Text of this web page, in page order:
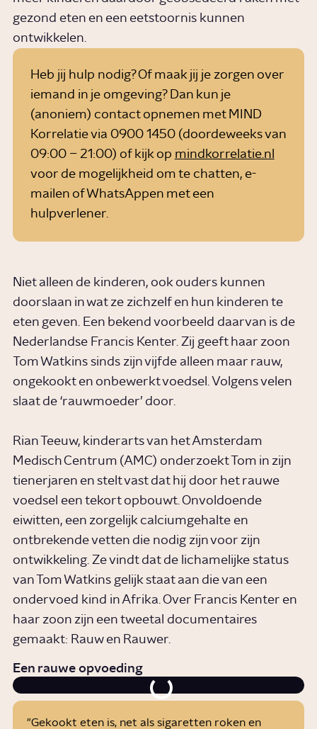
gezond eten en een eetstoornis kunnen
ontwikkelen.
Heb jij hulp nodig? Of maak jij je zorgen over
iemand in je omgeving? Dan kun je
(anoniem) contact opnemen met MIND
Korrelatie via 0900 1450 (doordeweeks van
09:00 – 21:00) of kijk op mindkorrelatie.nl
voor de mogelijkheid om te chatten, e-
mailen of WhatsAppen met een
hulpverlener.
Niet alleen de kinderen, ook ouders kunnen
doorslaan in wat ze zichzelf en hun kinderen te
eten geven. Een bekend voorbeeld daarvan is de
Nederlandse Francis Kenter. Zij geeft haar zoon
Tom Watkins sinds zijn vijfde alleen maar rauw,
ongekookt en onbewerkt voedsel. Volgens velen
slaat de ‘rauwmoeder’ door.
Rian Teeuw, kinderarts van het Amsterdam
Medisch Centrum (AMC) onderzoekt Tom in zijn
tienerjaren en stelt vast dat hij door het rauwe
voedsel een tekort opbouwt. Onvoldoende
eiwitten, een zorgelijk calciumgehalte en
ontbrekende vetten die nodig zijn voor zijn
ontwikkeling. Ze vindt dat de lichamelijke status
van Tom Watkins gelijk staat aan die van een
ondervoed kind in Afrika. Over Francis Kenter en
haar zoon zijn een tweetal documentaires
gemaakt: Rauw en Rauwer.
Een rauwe opvoeding
"Gekookt eten is, net als sigaretten roken en